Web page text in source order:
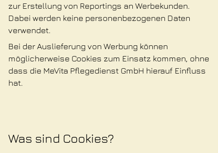
zur Erstellung von Reportings an Werbekunden.
Dabei werden keine personenbezogenen Daten
verwendet.
Bei der Auslieferung von Werbung können
möglicherweise Cookies zum Einsatz kommen, ohne
dass die MeVita Pflegedienst GmbH hierauf Einfluss
hat.
Was sind Cookies?